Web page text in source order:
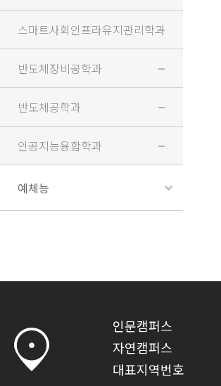
스마트사회인프라유지관리학과
반도체장비공학과
반도체공학과
인공지능융합학과
예체능
인문캠퍼스
자연캠퍼스
대표지역번호